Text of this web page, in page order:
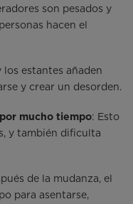
son pesados y
hacen el
los estantes añaden
y crear un desorden.
mucho tiempo: Esto
y también dificulta
de la mudanza, el
para asentarse,